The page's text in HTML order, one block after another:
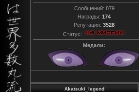
Сообщений: 879
Награды: 174
Репутация: 3528
Статус:
Медали:
Akatsuki_legend